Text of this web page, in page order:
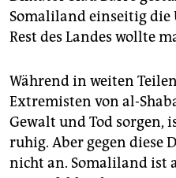
Somaliland einseitig die
Rest des Landes wollte
Während in weiten
Extremisten von al-
Gewalt und Tod sorgen,
ruhig. Aber gegen diese
nicht an. Somaliland ist